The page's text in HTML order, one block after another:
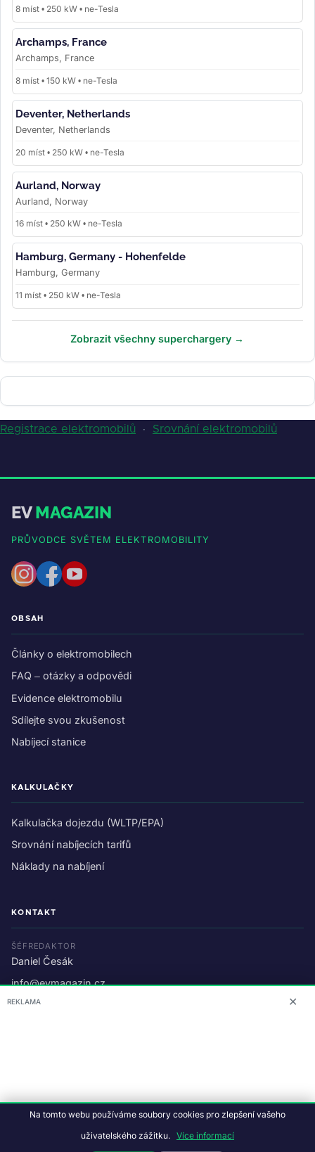
8 míst • 250 kW • ne-Tesla
Archamps, France
Archamps, France
8 míst • 150 kW • ne-Tesla
Deventer, Netherlands
Deventer, Netherlands
20 míst • 250 kW • ne-Tesla
Aurland, Norway
Aurland, Norway
16 míst • 250 kW • ne-Tesla
Hamburg, Germany - Hohenfelde
Hamburg, Germany
11 míst • 250 kW • ne-Tesla
Zobrazit všechny superchargery →
Registrace elektromobilů · Srovnání elektromobilů
EVMAGAZIN
PRŮVODCE SVĚTEM ELEKTROMOBILITY
OBSAH
Články o elektromobilech
FAQ – otázky a odpovědi
Evidence elektromobilu
Sdílejte svou zkušenost
Nabíjecí stanice
KALKULAČKY
Kalkulačka dojezdu (WLTP/EPA)
Srovnání nabíjecích tarifů
Náklady na nabíjení
KONTAKT
ŠÉFREDAKTOR
Daniel Česák
info@evmagazin.cz
O nás
© 2026 EV Magazin.Podmínky a ochrana dat.
Studiografix
REKLAMA ✕
Na tomto webu používáme soubory cookies pro zlepšení vašeho
uživatelského zážitku. Více informací